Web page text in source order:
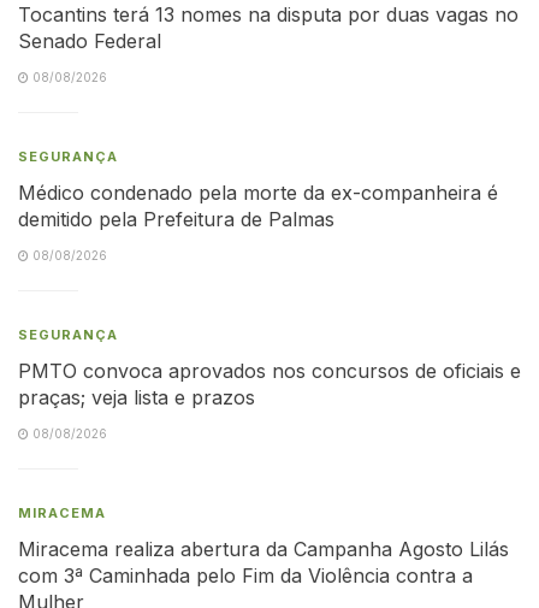
Tocantins terá 13 nomes na disputa por duas vagas no
Senado Federal
08/08/2026
SEGURANÇA
Médico condenado pela morte da ex-companheira é
demitido pela Prefeitura de Palmas
08/08/2026
SEGURANÇA
PMTO convoca aprovados nos concursos de oficiais e
praças; veja lista e prazos
08/08/2026
MIRACEMA
Miracema realiza abertura da Campanha Agosto Lilás
com 3ª Caminhada pelo Fim da Violência contra a
Mulher